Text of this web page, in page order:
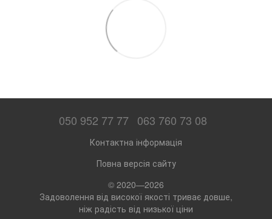
050 952 77 77 063 760 73 08
Контактна інформація
Повна версія сайту
© 2020—2026
Задоволення від високої якості триває довше,
ніж радість від низької ціни